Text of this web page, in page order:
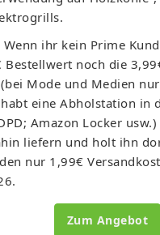
Wenn ihr kein Prime
Bestellwert noch die
Mode und Medien
eine Abholstation in
Amazon Locker
liefern und holt ihn
nur 1,99€
Zum Angebot